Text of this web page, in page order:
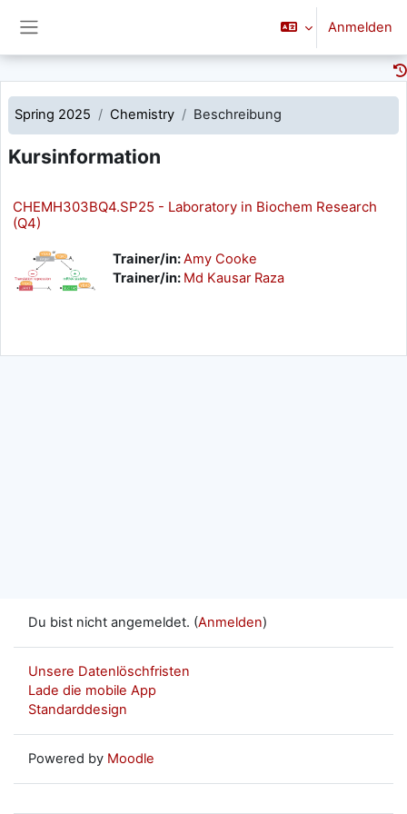
Anmelden
Spring 2025 Chemistry Beschreibung
Kursinformation
CHEMH303BQ4.SP25 - Laboratory in Biochem Research
(Q4)
Trainer/in:Amy Cooke
Trainer/in: Md Kausar Raza
Du bist nicht angemeldet. (Anmelden)
Unsere Datenlöschfristen
Lade die mobile App
Standarddesign
Powered by Moodle